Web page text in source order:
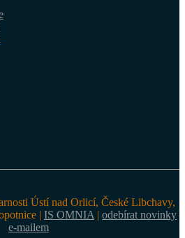
Ústí nad Orlicí, České Libchavy,
| IS OMNIA | odebírat novinky
e-mailem